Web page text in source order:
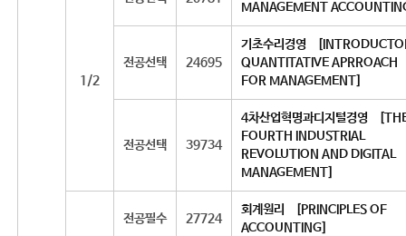
1/2
MANAGEMENT
전공선택 24695
기초수리경영
QUANTITATIVE APRROACH
FOR MANAGEMENT]
전공선택 39734
4차산업혁명과디지털경영
FOURTH INDUSTRIAL
REVOLUTION AND DIGITAL
MANAGEMENT]
전공필수 27724
회계원리 [PRINCIPLES OF
ACCOUNTING]